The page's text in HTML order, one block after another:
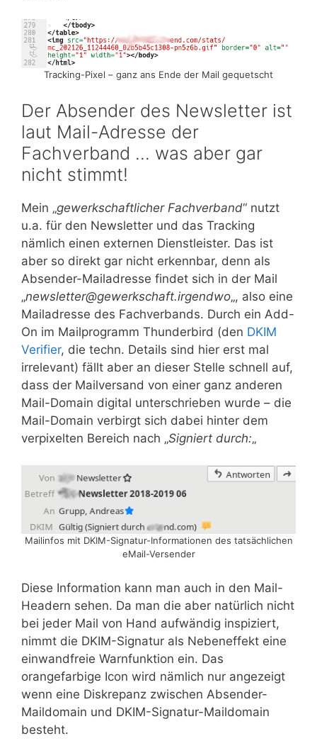
Tracking-Pixel – ganz ans Ende der Mail gequetscht
Der Absender des Newsletter ist
laut Mail-Adresse der
Fachverband … was aber gar
nicht stimmt!
Mein „gewerkschaftlicher Fachverband“ nutzt
u.a. für den Newsletter und das Tracking
nämlich einen externen Dienstleister. Das ist
aber so direkt gar nicht erkennbar, denn als
Absender-Mailadresse findet sich in der Mail
„newsletter@gewerkschaft.irgendwo„, also eine
Mailadresse des Fachverbands. Durch ein Add-
On im Mailprogramm Thunderbird (den DKIM
Verifier, die techn. Details sind hier erst mal
irrelevant) fällt aber an dieser Stelle schnell auf,
dass der Mailversand von einer ganz anderen
Mail-Domain digital unterschrieben wurde – die
Mail-Domain verbirgt sich dabei hinter dem
verpixelten Bereich nach „Signiert durch:„
Mailinfos mit DKIM-Signatur-Informationen des tatsächlichen
eMail-Versender
Diese Information kann man auch in den Mail-
Headern sehen. Da man die aber natürlich nicht
bei jeder Mail von Hand aufwändig inspiziert,
nimmt die DKIM-Signatur als Nebeneffekt eine
einwandfreie Warnfunktion ein. Das
orangefarbige Icon wird nämlich nur angezeigt
wenn eine Diskrepanz zwischen Absender-
Maildomain und DKIM-Signatur-Maildomain
besteht.